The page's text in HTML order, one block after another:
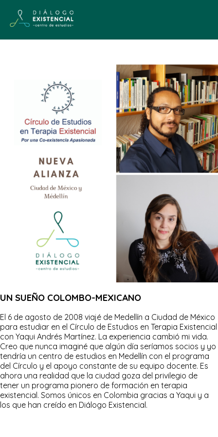
UN SUEÑO COLOMBO-MEXICANO
El 6 de agosto de 2008 viajé de Medellín a Ciudad de México
para estudiar en el Círculo de Estudios en Terapia Existencial
con Yaqui Andrés Martínez. La experiencia cambió mi vida.
Creo que nunca imaginé que algún día seríamos socios y yo
tendría un centro de estudios en Medellín con el programa
del Círculo y el apoyo constante de su equipo docente. Es
ahora una realidad que la ciudad goza del privilegio de
tener un programa pionero de formación en terapia
existencial. Somos únicos en Colombia gracias a Yaqui y a
los que han creído en Diálogo Existencial.